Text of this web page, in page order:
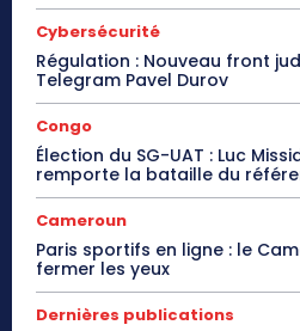
Cybersécurité
Régulation : Nouveau front
Telegram Pavel Durov
Congo
Élection du SG-UAT : Luc
remporte la bataille du
Cameroun
Paris sportifs en ligne : le
fermer les yeux
Dernières publications